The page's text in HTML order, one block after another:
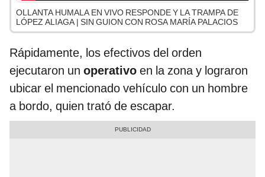
OLLANTA HUMALA EN VIVO RESPONDE Y LA TRAMPA DE
LÓPEZ ALIAGA | SIN GUION CON ROSA MARÍA PALACIOS
Rápidamente, los efectivos del orden
ejecutaron un operativo en la zona y lograron
ubicar el mencionado vehículo con un hombre
a bordo, quien trató de escapar.